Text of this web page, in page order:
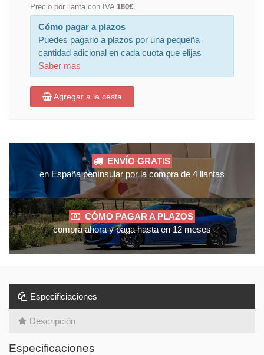
Precio por llanta con IVA 180€
Cómo pagar a plazos
Puedes pagarlo a plazos por una pequeña
cantidad adicional en cada cuota que elijas
Saber mas
Agregar a la cesta
ENVÍO GRATIS
en España penínsular por la compra de 4 llantas
CÓMO PAGAR A PLAZOS
compra ahora y paga hasta en 12 meses
Especificiaciones
Descripción
Especificaciones